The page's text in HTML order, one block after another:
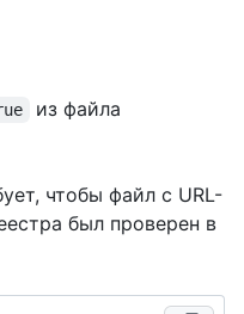
из файла
чтобы файл с URL-
был проверен в